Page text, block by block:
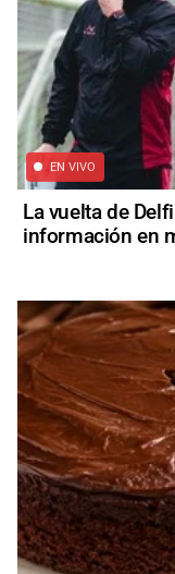
EN VIVO
La vuelta de
información en